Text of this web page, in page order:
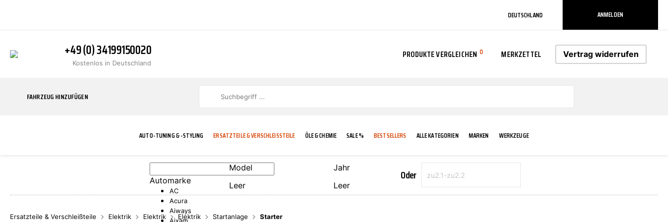
DEUTSCHLAND ANMELDEN
+49 (0) 34199150020
Kostenlos in Deutschland
PRODUKTE VERGLEICHEN 0 MERKZETTEL Vertrag widerrufen
FAHRZEUG HINZUFÜGEN
AUTO-TUNING & -STYLING ERSATZTEILE & VERSCHLEISSTEILE ÖLE & CHEMIE SALE % BESTSELLERS ALLE KATEGORIEN MARKEN WERKZEUGE
KÜHLERGRILL
VERBREITERUNG
CARCARE ELEKTRIK
BREMSFLÜSSIGKEIT FROSTSCHUTZ TECHNIK & WARTUNG
ADDINOL AS-PL
Automarke
AC
Acura
Aiways
Model
Leer
Jahr
Leer
Oder
Ersatzteile & Verschleißteile Elektrik Elektrik Elektrik Startanlage Starter